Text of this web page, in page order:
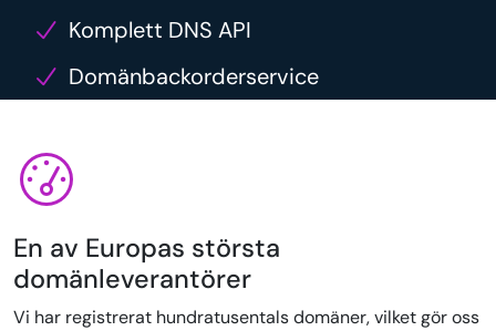
Komplett DNS API
Domänbackorderservice
En av Europas största
domänleverantörer
Vi har registrerat hundratusentals domäner, vilket gör oss